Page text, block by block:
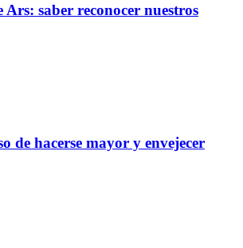
saber reconocer nuestros
de hacerse mayor y envejecer